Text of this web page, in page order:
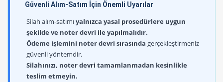
Güvenli Alım-Satım İçin Önemli Uyarılar
Silah alım-satımıyalnızca yasal prosedürlere uygun
şekilde ve noter devri ile yapılmalıdır.
Ödeme işlemini noter devri sırasında gerçekleştirmeniz
güvenli yöntemdir.
Silahınızı, noter devri tamamlanmadan kesinlikle
teslim etmeyin.